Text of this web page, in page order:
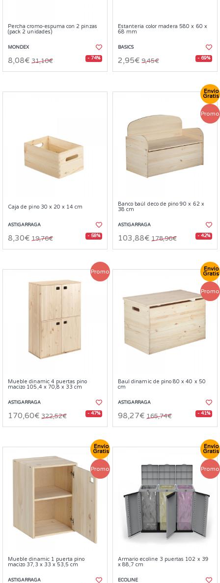
Percha cromo-espuma con 2 pinzas
(pack 2 unidades)
MONDEX
8,08€ 31,10€ - 74%
Estantería color madera 580 x 60 x
68 mm
BASICS
2,95€ 9,45€ - 69%
Caja de pino 30 x 20 x 14 cm
ASTIGARRAGA
8,30€ 19,76€ - 58%
Envío
Gratis
Promo
Banco baúl deco de pino 90 x 62 x
38 cm
ASTIGARRAGA
103,88€ 178,96€ - 42%
Promo
Mueble dinamic 4 puertas pino
macizo 105,4 x 70,8 x 33 cm
ASTIGARRAGA
170,60€ 322,52€ - 47%
Envío
Gratis
Promo
Baul dinamic de pino 80 x 40 x 50
cm
ASTIGARRAGA
98,27€ 165,74€ - 41%
Envío
Gratis
Promo
Mueble dinamic 1 puerta pino
macizo 37,3 x 33 x 53,5 cm
ASTIGARRAGA
Envío
Gratis
Promo
Armario ecoline 3 puertas 102 x 39
x 88,7 cm
ECOLINE